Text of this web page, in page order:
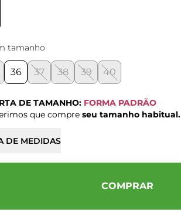
tamanho
36 37 38 39 40
DE TAMANHO: FORMA PADRÃO
que compre seu tamanho habitual.
DE MEDIDAS
COMPRAR